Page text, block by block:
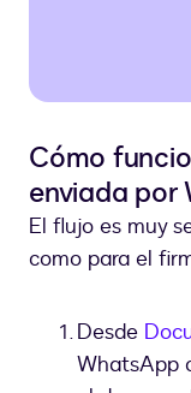
Cómo
enviada por
El flujo es muy
como para el
Desde
WhatsApp